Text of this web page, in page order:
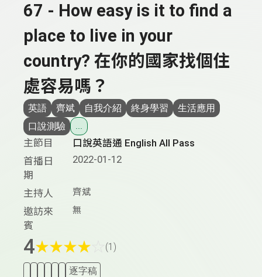
67 - How easy is it to find a
place to live in your
country? 在你的國家找個住
處容易嗎？
英語 齊斌 自我介紹 終身學習
生活應用
口說測驗
...
主節目
口說英語通 English All Pass
首播日
期
2022-01-12
主持人 齊斌
邀訪來
賓
無
4★★★★ (1)
逐字稿